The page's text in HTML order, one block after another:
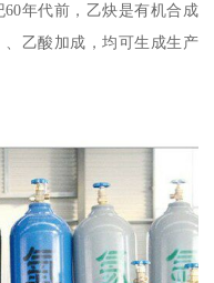
年代前，乙炔是有机合成
乙酸加成，均可生成生产